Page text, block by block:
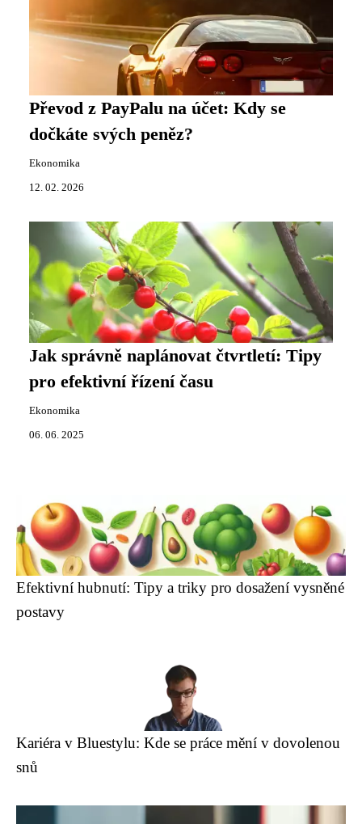
Převod z PayPalu na účet: Kdy se
dočkáte svých peněz?
Ekonomika
12. 02. 2026
Jak správně naplánovat čtvrtletí: Tipy
pro efektivní řízení času
Ekonomika
06. 06. 2025
Efektivní hubnutí: Tipy a triky pro dosažení vysněné
postavy
Kariéra v Bluestylu: Kde se práce mění v dovolenou
snů